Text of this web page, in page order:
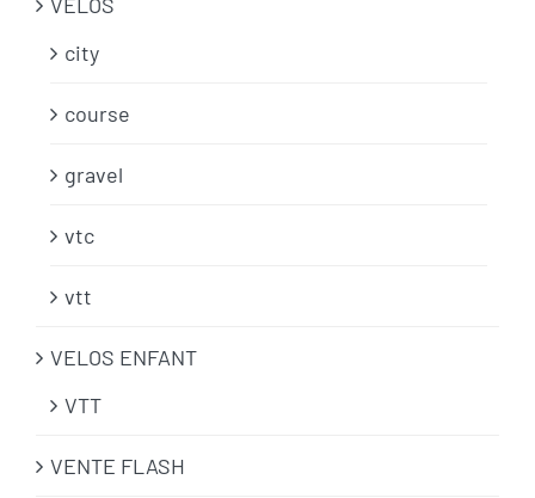
city
course
gravel
vtc
vtt
VELOS ENFANT
VTT
VENTE FLASH